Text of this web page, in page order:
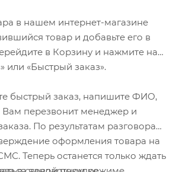
в нашем интернет-магазине
товар и добавьте его в
в Корзину и нажмите на
или «Быстрый заказ».
быстрый заказ, напишите ФИО,
Вам перезвонит менеджер и
По результатам разговора
оформления товара на
Теперь останется только ждать